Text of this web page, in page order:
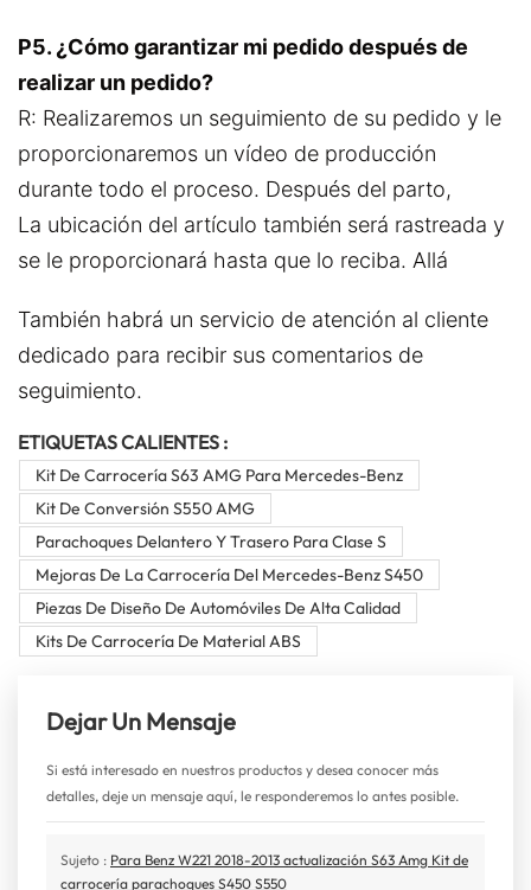
P5. ¿Cómo garantizar mi pedido después de
realizar un pedido?
R: Realizaremos un seguimiento de su pedido y le
proporcionaremos un vídeo de producción
durante todo el proceso. Después del parto,
La ubicación del artículo también será rastreada y
se le proporcionará hasta que lo reciba. Allá
También habrá un servicio de atención al cliente
dedicado para recibir sus comentarios de
seguimiento.
ETIQUETAS CALIENTES :
Kit De Carrocería S63 AMG Para Mercedes-Benz
Kit De Conversión S550 AMG
Parachoques Delantero Y Trasero Para Clase S
Mejoras De La Carrocería Del Mercedes-Benz S450
Piezas De Diseño De Automóviles De Alta Calidad
Kits De Carrocería De Material ABS
Dejar Un Mensaje
Si está interesado en nuestros productos y desea conocer más
detalles, deje un mensaje aquí, le responderemos lo antes posible.
Sujeto : Para Benz W221 2018-2013 actualización S63 Amg Kit de
carrocería parachoques S450 S550